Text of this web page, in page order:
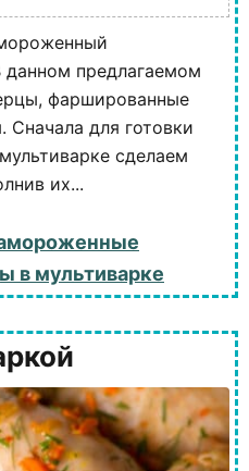
предлагаемом
фаршированные
для готовки
сделаем
их...
в мультиварке